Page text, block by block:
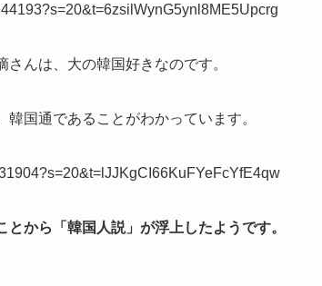
んは、大の韓国好きなのです。
国通であることがわかっています。
から「韓国人説」が浮上したようです。